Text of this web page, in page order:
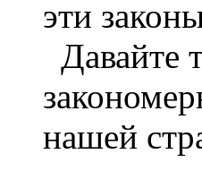
эти
Давайте
нашей